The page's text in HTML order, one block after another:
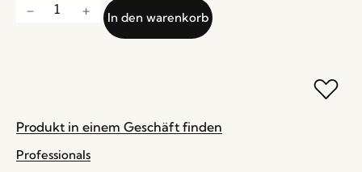
In den warenkorb
Produkt in einem Geschäft finden
Professionals